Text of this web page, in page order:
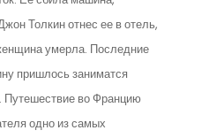
Толкин отнес ее в отель,
умерла. Последние
пришлось заниматся
Путешествие во Францию
одно из самых